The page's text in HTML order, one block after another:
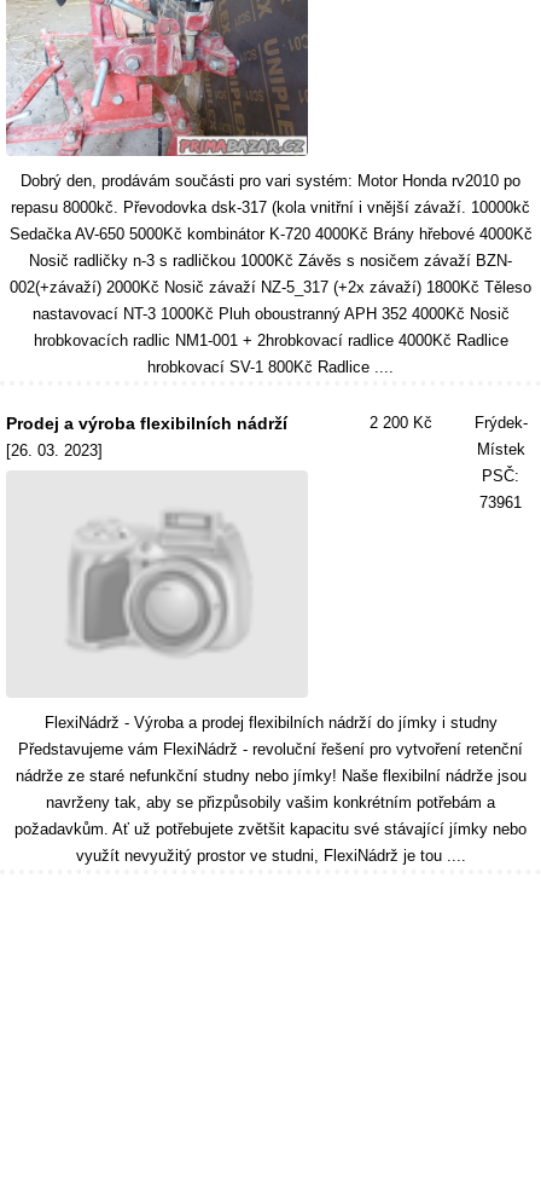
Dobrý den, prodávám součásti pro vari systém: Motor Honda rv2010 po
repasu 8000kč. Převodovka dsk-317 (kola vnitřní i vnější závaží. 10000kč
Sedačka AV-650 5000Kč kombinátor K-720 4000Kč Brány hřebové 4000Kč
Nosič radličky n-3 s radličkou 1000Kč Závěs s nosičem závaží BZN-
002(+závaží) 2000Kč Nosič závaží NZ-5_317 (+2x závaží) 1800Kč Těleso
nastavovací NT-3 1000Kč Pluh oboustranný APH 352 4000Kč Nosič
hrobkovacích radlic NM1-001 + 2hrobkovací radlice 4000Kč Radlice
hrobkovací SV-1 800Kč Radlice ....
Prodej a výroba flexibilních nádrží
[26. 03. 2023]
2 200 Kč
Frýdek-
Místek
PSČ:
73961
FlexiNádrž - Výroba a prodej flexibilních nádrží do jímky i studny
Představujeme vám FlexiNádrž - revoluční řešení pro vytvoření retenční
nádrže ze staré nefunkční studny nebo jímky! Naše flexibilní nádrže jsou
navrženy tak, aby se přizpůsobily vašim konkrétním potřebám a
požadavkům. Ať už potřebujete zvětšit kapacitu své stávající jímky nebo
využít nevyužitý prostor ve studni, FlexiNádrž je tou ....